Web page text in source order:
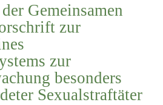
Gemeinsamen
zur
zur
besonders
Sexualstraftäter